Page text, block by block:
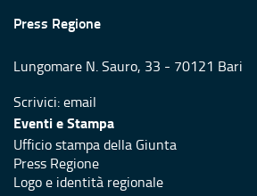
Press Regione
Lungomare N. Sauro, 33 - 70121 Bari
Scrivici:email
Eventi e Stampa
Ufficio stampa della Giunta
Press Regione
Logo e identità regionale